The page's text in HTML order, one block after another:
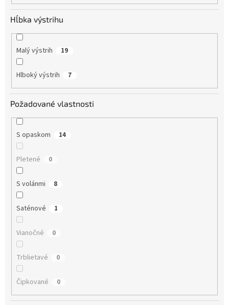
Hĺbka výstrihu
Malý výstrih 19
Hlboký výstrih 7
Požadované vlastnosti
S opaskom 14
Pletené 0
S volánmi 8
Saténové 1
Vianočné 0
Trblietavé 0
Čipkované 0